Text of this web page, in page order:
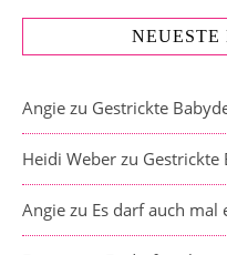
NEUESTE
Angie zu Gestrickte
Heidi Weber zu Gestrickte
Angie zu Es darf auch mal